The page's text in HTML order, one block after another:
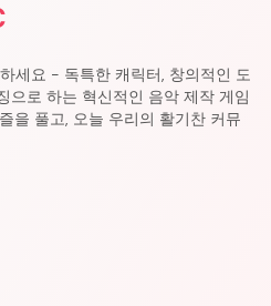
세요 - 독특한 캐릭터, 창의적인 도
으로 하는 혁신적인 음악 제작 게임
을 풀고, 오늘 우리의 활기찬 커뮤